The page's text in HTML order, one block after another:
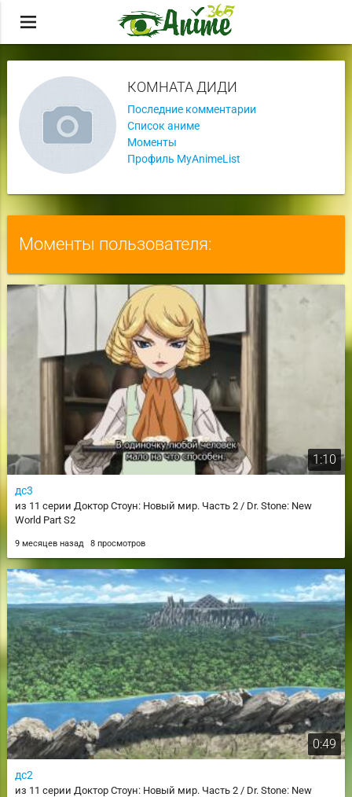
menu
КОМНАТА ДИДИ
Последние комментарии
Список аниме
Моменты
Профиль MyAnimeList
Моменты пользователя:
1:10
дс3
из 11 серии Доктор Стоун: Новый мир. Часть 2 / Dr. Stone: New
World Part S2
9 месяцев назад 8 просмотров
0:49
дс2
из 11 серии Доктор Стоун: Новый мир. Часть 2 / Dr. Stone: New